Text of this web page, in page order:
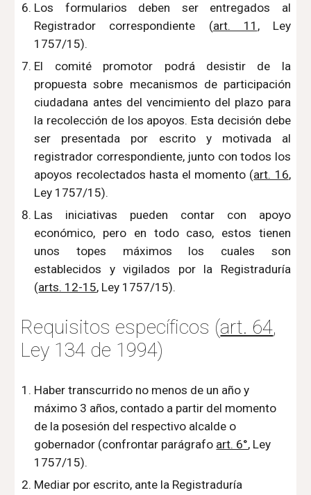
Los formularios deben ser entregados al
Registrador correspondiente (art. 11 , Ley
1757/15).
El comité promotor podrá desistir de la
propuesta sobre mecanismos de participación
ciudadana antes del vencimiento del plazo para
la recolección de los apoyos. Esta decisión debe
ser presentada por escrito y motivada al
registrador correspondiente, junto con todos los
apoyos recolectados hasta el momento (art. 16,
Ley 1757/15).
Las iniciativas pueden contar con apoyo
económico, pero en todo caso, estos tienen
unos topes máximos los cuales son
establecidos y vigilados por la Registraduría
(arts. 12-15, Ley 1757/15).
Requisitos específicos (art. 64,
Ley 134 de 1994)
Haber transcurrido no menos de un año y
máximo 3 años, contado a partir del momento
de la posesión del respectivo alcalde o
gobernador (confrontar parágrafo art. 6°, Ley
1757/15).
Mediar por escrito, ante la Registraduría